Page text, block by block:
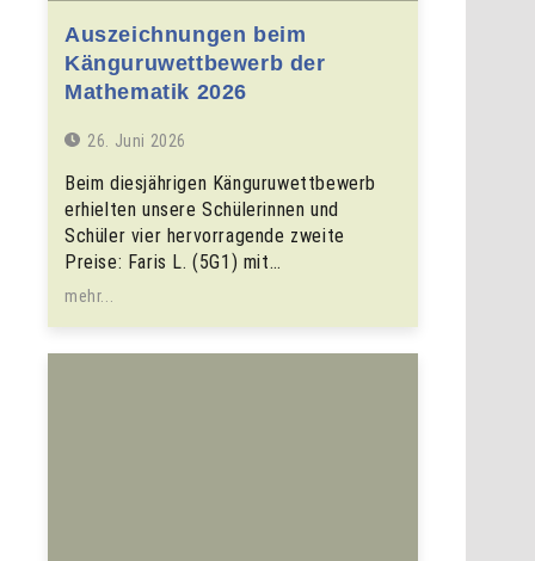
Auszeichnungen beim
Känguruwettbewerb der
Mathematik 2026
26. Juni 2026
Beim diesjährigen Känguruwettbewerb
erhielten unsere Schülerinnen und
Schüler vier hervorragende zweite
Preise: Faris L. (5G1) mit…
mehr...